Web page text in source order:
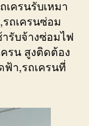
เครนรับเหมา
ถเครนซ่อม
ารับจ้างซ่อมไฟ
รน สูงติดต้อง
ฟ้า,รถเครนที่